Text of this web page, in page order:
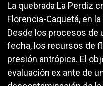
La quebrada La Perdiz
Florencia-Caquetá, en
Desde los procesos de
fecha, los recursos de
presión antrópica. El
evaluación ex ante de